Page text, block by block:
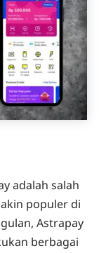
adalah salah
populer di
Astrapay
berbagai